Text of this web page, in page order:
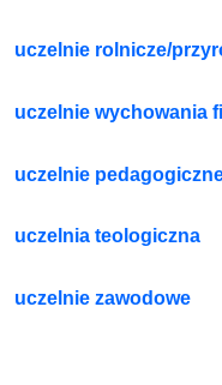
uczelnie rolnicze/
uczelnie wychowania
uczelnie
uczelnia teologiczna
uczelnie zawodowe